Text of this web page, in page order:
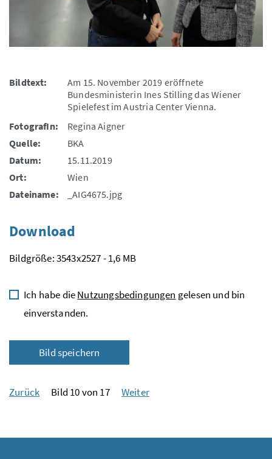
Bildtext:
Am 15. November 2019 eröffnete
Bundesministerin Ines Stilling das Wiener
Spielefest im Austria Center Vienna.
FotografIn:
Regina Aigner
Quelle:
BKA
Datum:
15.11.2019
Ort:
Wien
Dateiname:
_AIG4675.jpg
Download
Bildgröße: 3543x2527 - 1,6 MB
Ich habe dieNutzungsbedingungen gelesen und bin
einverstanden.
Bild speichern
Zurück Bild 10 von 17 Weiter